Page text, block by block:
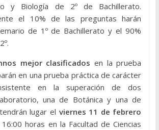
y Biología de 2º de Bachillerato.
el 10% de las preguntas harán
de 1º de Bachillerato y el 90%
mejor clasificados en la prueba
en una prueba práctica de carácter
en la superación de dos
una de Botánica y una de
lugar el viernes 11 de febrero
horas en la Facultad de Ciencias